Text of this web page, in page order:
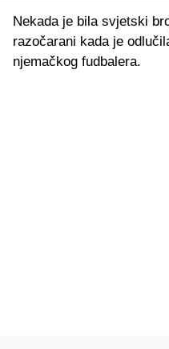
Nekada je bila svjetski
razočarani kada je
njemačkog fudbalera.